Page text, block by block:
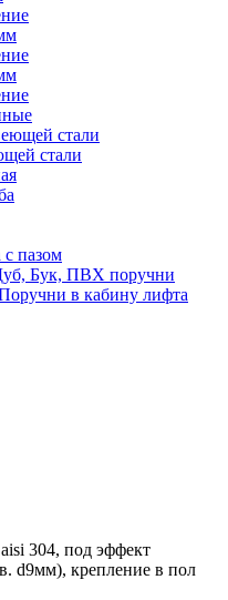
стали
с пазом
Бук, ПВХ поручни
в кабину лифта
304, под эффект
d9мм), крепление в пол